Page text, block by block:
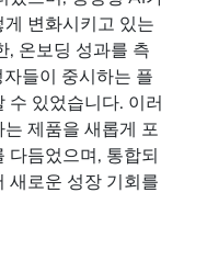
변화시키고 있는
, 온보딩 성과를 측
들이 중시하는 플
수 있었습니다. 이러
제품을 새롭게 포
다듬었으며, 통합되
새로운 성장 기회를